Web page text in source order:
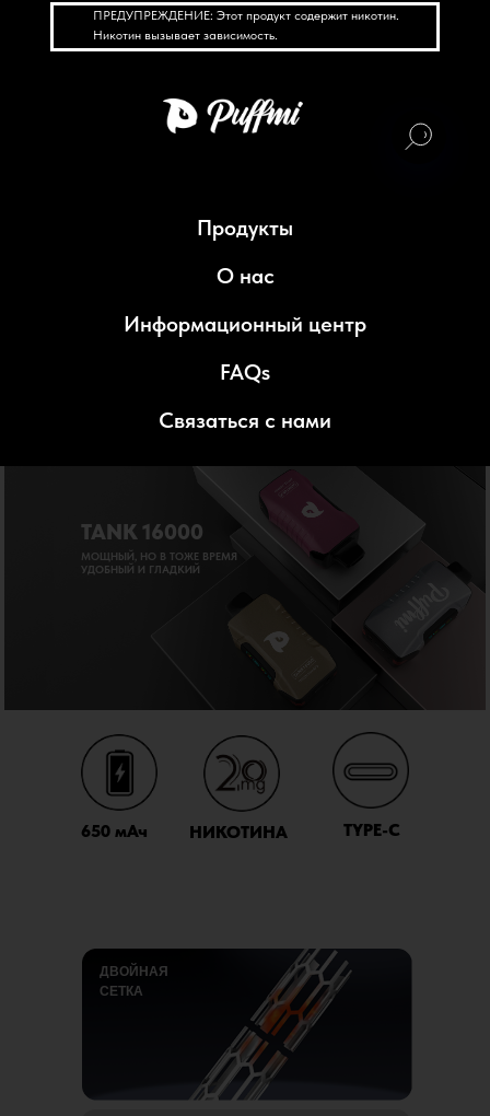
ПРЕДУПРЕЖДЕНИЕ: Этот продукт содержит никотин.
Никотин вызывает зависимость.
Продукты
О нас
Информационный центр
FAQs
Связаться с нами
МОЩНЫЙ, НО В ТОЖЕ ВРЕМЯ
УДОБНЫЙ И ГЛАДКИЙ
TANK 16000
650 мАч НИКОТИНА TYPE-C
ДВОЙНАЯ
СЕТКА